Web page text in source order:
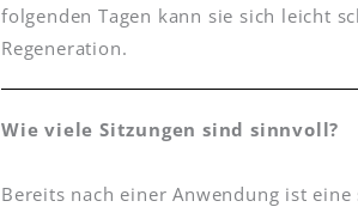
folgenden Tagen kann sie sich leicht
Regeneration.
Wie viele Sitzungen sind sinnvoll?
Bereits nach einer Anwendung ist